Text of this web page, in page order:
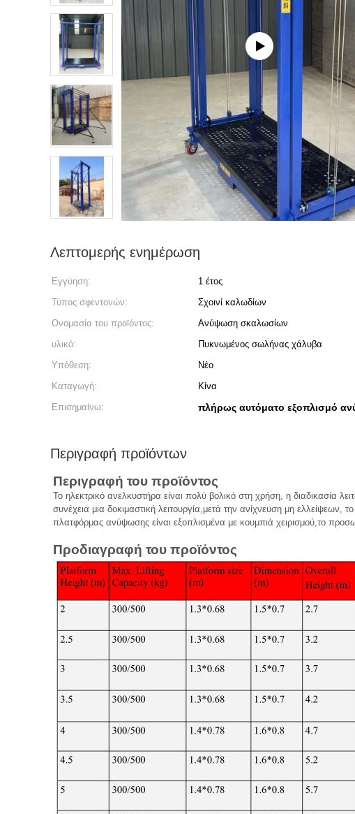
Λεπτομερής ενημέρωση
Εγγύηση: 1 έτος
Τύπος σφεντονών:
Σχοινί καλωδίων
Ονομασία του προϊόντος:
Ανύψωση σκαλωσίων
υλικό:
Πυκνωμένος σωλήνας χάλυβα
Υπόθεση:
Νέο
Καταγωγή:
Κίνα
Επισημαίνω:
πλήρως αυτόματο εξοπλισμό
Περιγραφή προϊόντων
Περιγραφή του προϊόντος
Το ηλεκτρικό ανελκυστήρα είναι πολύ βολικό στη χρήση, η διαδικασία
συνέχεια μια δοκιμαστική λειτουργία,μετά την ανίχνευση μη
πλατφόρμας ανύψωσης είναι εξοπλισμένα με κουμπιά χειρισμού,το
Προδιαγραφή του προϊόντος